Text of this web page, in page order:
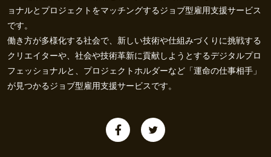
ョナルとプロジェクトをマッチングするジョブ型雇用支援サービス
です。
働き方が多様化する社会で、新しい技術や仕組みづくりに挑戦する
クリエイターや、社会や技術革新に貢献しようとするデジタルプロ
フェッショナルと、プロジェクトホルダーなど「運命の仕事相手」
が見つかるジョブ型雇用支援サービスです。